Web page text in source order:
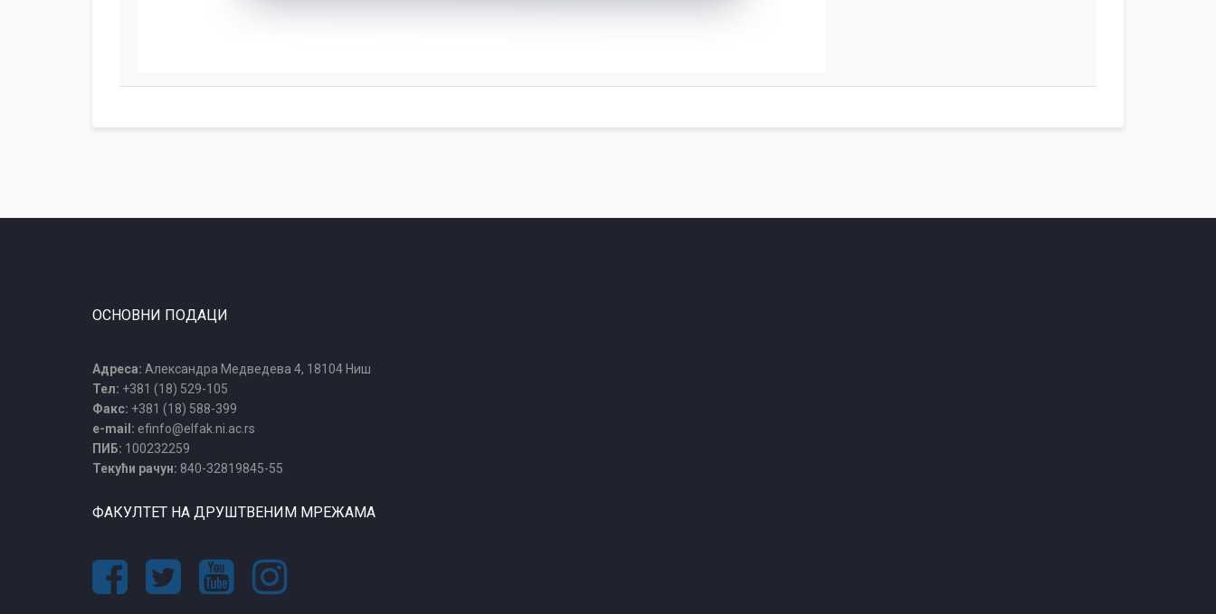
ОСНОВНИ ПОДАЦИ
Адреса: Александра Медведева 4, 18104 Ниш
Тел: +381 (18) 529-105
Факс: +381 (18) 588-399
e-mail: efinfo@elfak.ni.ac.rs
ПИБ: 100232259
Текући рачун: 840-32819845-55
ФАКУЛТЕТ НА ДРУШТВЕНИМ МРЕЖАМА